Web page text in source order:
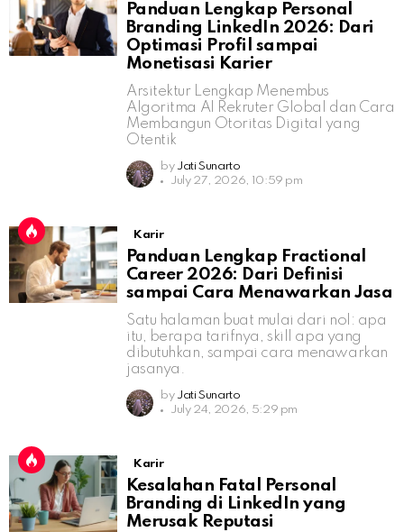
Panduan Lengkap Personal
Branding LinkedIn 2026: Dari
Optimasi Profil sampai
Monetisasi Karier
Arsitektur Lengkap Menembus
Algoritma AI Rekruter Global dan Cara
Membangun Otoritas Digital yang
Otentik
by Jati Sunarto
July 27, 2026, 10:59 pm
Karir
Panduan Lengkap Fractional
Career 2026: Dari Definisi
sampai Cara Menawarkan Jasa
Satu halaman buat mulai dari nol: apa
itu, berapa tarifnya, skill apa yang
dibutuhkan, sampai cara menawarkan
jasanya.
by Jati Sunarto
July 24, 2026, 5:29 pm
Karir
Kesalahan Fatal Personal
Branding di LinkedIn yang
Merusak Reputasi